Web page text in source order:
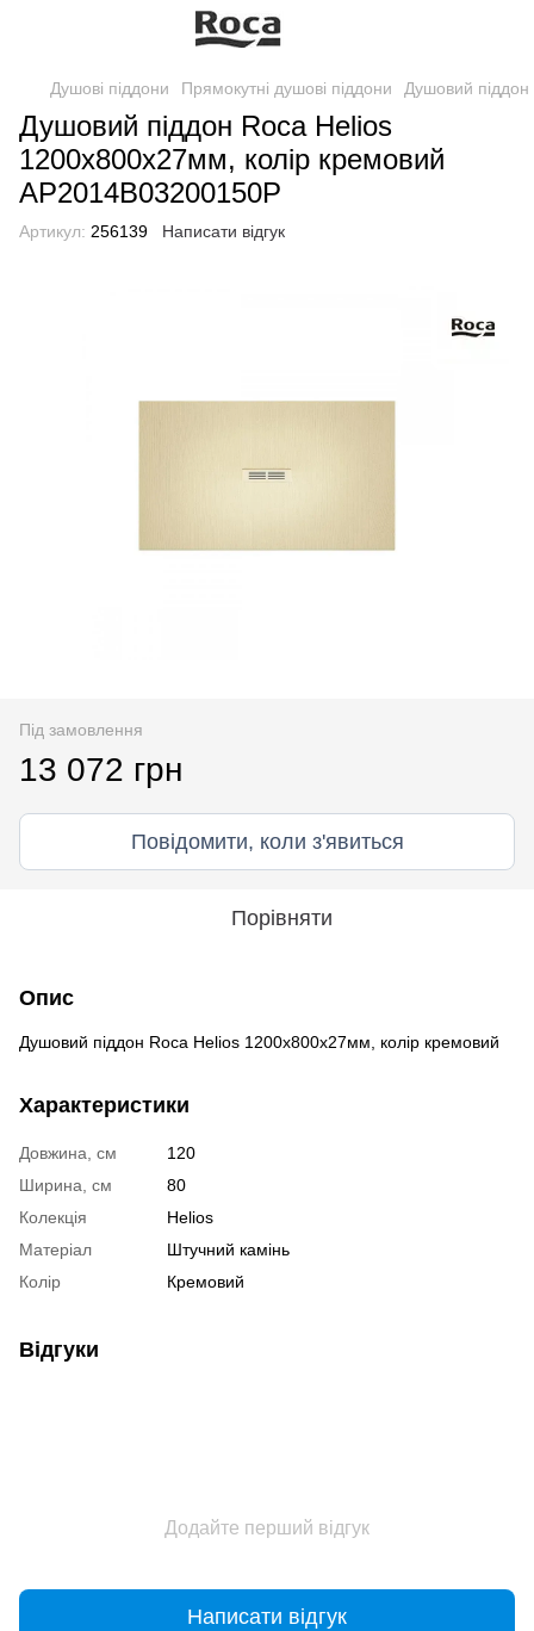
Душові піддони Прямокутні душові піддони Душовий
Душовий піддон Roca Helios
1200х800х27мм, колір кремовий
AP2014B03200150P
Артикул: 256139 Написати відгук
Під замовлення
13 072 грн
Повідомити, коли з'явиться
Порівняти
Опис
Душовий піддон Roca Helios 1200х800х27мм, колір кремовий
Характеристики
Довжина, см
120
Ширина, см
80
Колекція
Helios
Матеріал
Штучний камінь
Колір
Кремовий
Відгуки
Додайте перший відгук
Написати відгук